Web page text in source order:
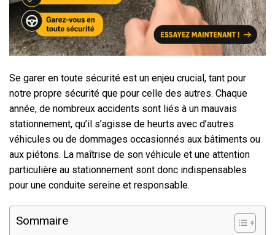
Se garer en toute sécurité est un enjeu crucial, tant pour
notre propre sécurité que pour celle des autres. Chaque
année, de nombreux accidents sont liés à un mauvais
stationnement, qu’il s’agisse de heurts avec d’autres
véhicules ou de dommages occasionnés aux bâtiments ou
aux piétons. La maîtrise de son véhicule et une attention
particulière au stationnement sont donc indispensables
pour une conduite sereine et responsable.
Sommaire